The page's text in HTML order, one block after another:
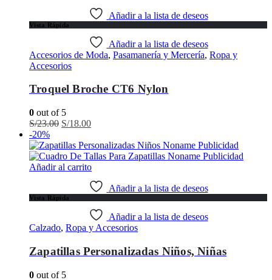
Añadir a la lista de deseos
Vista Rápida
Añadir a la lista de deseos
Accesorios de Moda, Pasamanería y Mercería, Ropa y
Accesorios
Troquel Broche CT6 Nylon
0 out of 5
S/23.00 El
original
era:
S/23.00.
S/18.00El
actual
es:
S/18.00.
-20%
Añadir al carrito
Añadir a la lista de deseos
Vista Rápida
Añadir a la lista de deseos
Calzado, Ropa y Accesorios
Zapatillas Personalizadas Niños, Niñas
0 out of 5